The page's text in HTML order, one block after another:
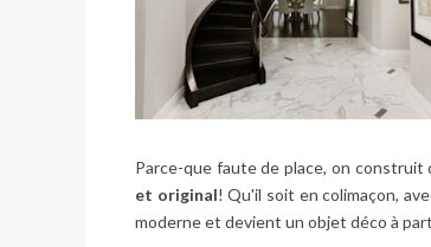
Parce-que faute de place, on construit
et original! Qu'il soit en colimaçon,
moderne et devient un objet déco à